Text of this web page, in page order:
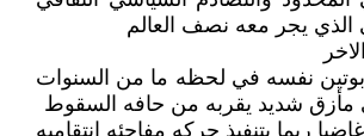
الذي يجر معه نصف العالم
بوتين نفسه في لحظه ما من السنوات
مأزق شديد يقربه من حافه السقوط
ربما بتنفيذ حركه مفاجئه انتقاميه